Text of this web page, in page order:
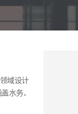
域设计
水务、